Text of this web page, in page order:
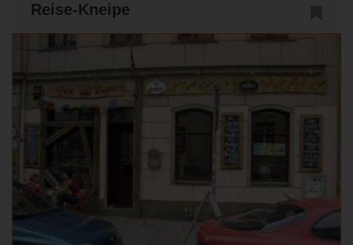
Reise-Kneipe